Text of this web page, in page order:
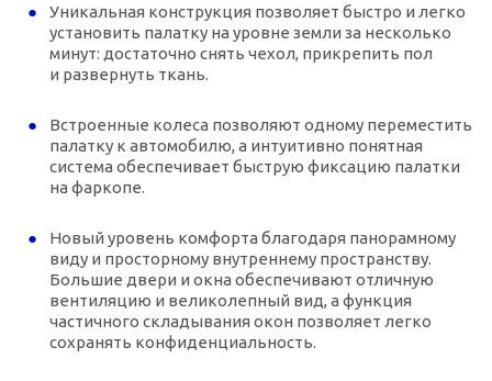
Уникальная конструкция позволяет быстро и легко
установить палатку на уровне земли за несколько
минут: достаточно снять чехол, прикрепить пол
и развернуть ткань.
Встроенные колеса позволяют одному переместить
палатку к автомобилю, а интуитивно понятная
система обеспечивает быструю фиксацию палатки
на фаркопе.
Новый уровень комфорта благодаря панорамному
виду и просторному внутреннему пространству.
Большие двери и окна обеспечивают отличную
вентиляцию и великолепный вид, а функция
частичного складывания окон позволяет легко
сохранять конфиденциальность.